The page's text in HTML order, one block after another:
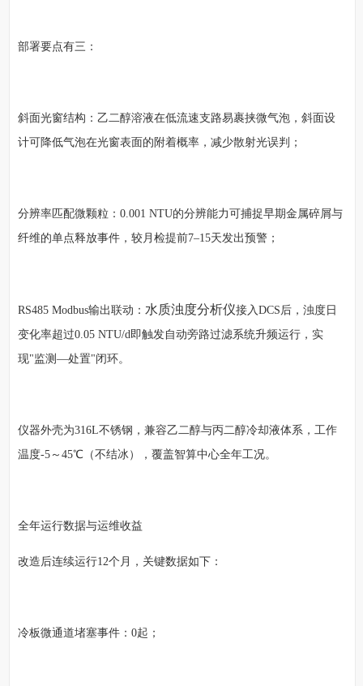
部署要点有三：
斜面光窗结构：乙二醇溶液在低流速支路易裹挟微气泡，斜面设
计可降低气泡在光窗表面的附着概率，减少散射光误判；
分辨率匹配微颗粒：0.001 NTU的分辨能力可捕捉早期金属碎屑与
纤维的单点释放事件，较月检提前7–15天发出预警；
RS485 Modbus输出联动： 水质浊度分析仪接入DCS后，浊度日
变化率超过0.05 NTU/d即触发自动旁路过滤系统升频运行，实
现"监测—处置"闭环。
仪器外壳为316L不锈钢，兼容乙二醇与丙二醇冷却液体系，工作
温度-5～45℃（不结冰），覆盖智算中心全年工况。
全年运行数据与运维收益
改造后连续运行12个月，关键数据如下：
冷板微通道堵塞事件：0起；